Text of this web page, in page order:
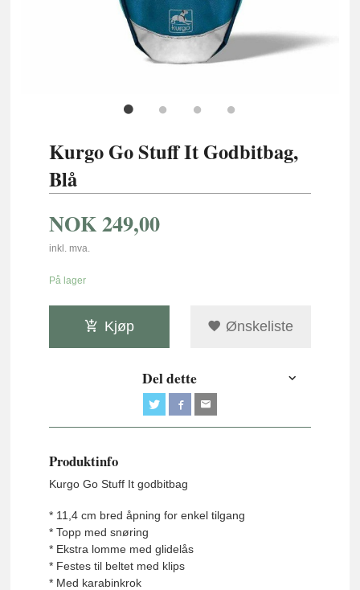
Kurgo Go Stuff It Godbitbag,
Blå
NOK249,00
inkl. mva.
På lager
Kjøp Ønskeliste
Del dette
Produktinfo
Kurgo Go Stuff It godbitbag
* 11,4 cm bred åpning for enkel tilgang
* Topp med snøring
* Ekstra lomme med glidelås
* Festes til beltet med klips
* Med karabinkrok